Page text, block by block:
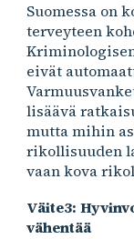
Suomessa on
terveyteen
eivät
lisäävä
mutta mihin
rikollisuuden
vaan kova
Väite3:
vähentää